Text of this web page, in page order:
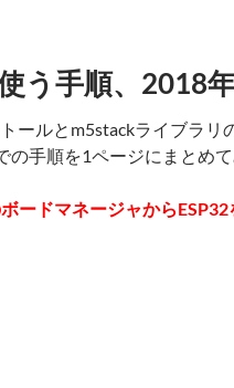
う手順、2018
ールとm5stackライブラリ
手順を1ページにまとめて
ードマネージャから